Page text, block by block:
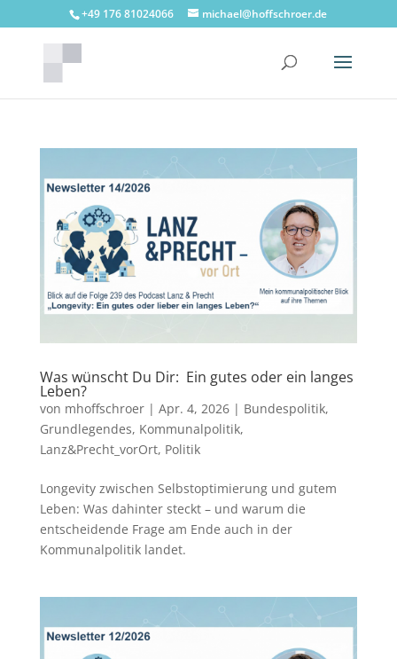
+49 176 81024066 michael@hoffschroer.de
Was wünscht Du Dir: Ein gutes oder ein langes
Leben?
von mhoffschroer| Apr. 4, 2026| Bundespolitik,
Grundlegendes, Kommunalpolitik,
Lanz&Precht_vorOrt, Politik
Longevity zwischen Selbstoptimierung und gutem
Leben: Was dahinter steckt – und warum die
entscheidende Frage am Ende auch in der
Kommunalpolitik landet.